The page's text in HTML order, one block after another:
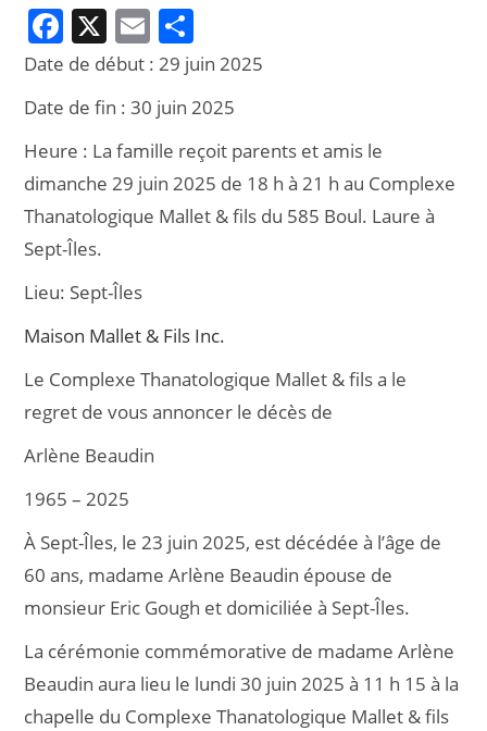
F
a
c
e
b
o
o
k
X E
m
ai
l
ar
ta
g
er
Date de début : 29 juin 2025
Date de fin :30 juin 2025
Heure : La famille reçoit parents et amis le
dimanche 29 juin 2025 de 18 h à 21 h au Complexe
Thanatologique Mallet & fils du 585 Boul. Laure à
Sept-Îles.
Lieu: Sept-Îles
Maison Mallet & Fils Inc.
Le Complexe Thanatologique Mallet & fils a le
regret de vous annoncer le décès de
Arlène Beaudin
1965 – 2025
À Sept-Îles, le 23 juin 2025, est décédée à l’âge de
60 ans, madame Arlène Beaudin épouse de
monsieur Eric Gough et domiciliée à Sept-Îles.
La cérémonie commémorative de madame Arlène
Beaudin aura lieu le lundi 30 juin 2025 à 11 h 15 à la
chapelle du Complexe Thanatologique Mallet & fils